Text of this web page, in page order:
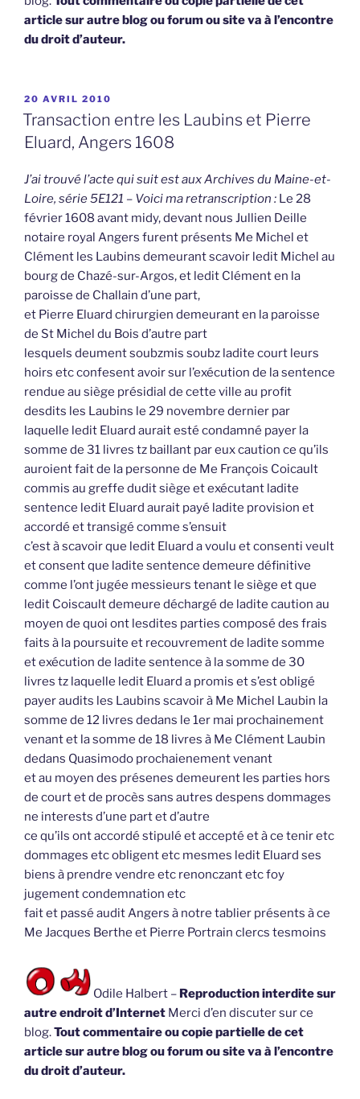
article sur autre blog ou forum ou site va à l’encontre
du droit d’auteur.
PUBLIÉ
LE
20 AVRIL 2010
Transaction entre les Laubins et Pierre
Eluard, Angers 1608
J’ai trouvé l’acte qui suit est aux Archives du Maine-et-
Loire, série 5E121 – Voici ma retranscription : Le 28
février 1608 avant midy, devant nous Jullien Deille
notaire royal Angers furent présents Me Michel et
Clément les Laubins demeurant scavoir ledit Michel au
bourg de Chazé-sur-Argos, et ledit Clément en la
paroisse de Challain d’une part,
et Pierre Eluard chirurgien demeurant en la paroisse
de St Michel du Bois d’autre part
lesquels deument soubzmis soubz ladite court leurs
hoirs etc confesent avoir sur l’exécution de la sentence
rendue au siège présidial de cette ville au profit
desdits les Laubins le 29 novembre dernier par
laquelle ledit Eluard aurait esté condamné payer la
somme de 31 livres tz baillant par eux caution ce qu’ils
auroient fait de la personne de Me François Coicault
commis au greffe dudit siège et exécutant ladite
sentence ledit Eluard aurait payé ladite provision et
accordé et transigé comme s’ensuit
c’est à scavoir que ledit Eluard a voulu et consenti veult
et consent que ladite sentence demeure définitive
comme l’ont jugée messieurs tenant le siège et que
ledit Coiscault demeure déchargé de ladite caution au
moyen de quoi ont lesdites parties composé des frais
faits à la poursuite et recouvrement de ladite somme
et exécution de ladite sentence à la somme de 30
livres tz laquelle ledit Eluard a promis et s’est obligé
payer audits les Laubins scavoir à Me Michel Laubin la
somme de 12 livres dedans le 1er mai prochainement
venant et la somme de 18 livres à Me Clément Laubin
dedans Quasimodo prochaienement venant
et au moyen des présenes demeurent les parties hors
de court et de procès sans autres despens dommages
ne interests d’une part et d’autre
ce qu’ils ont accordé stipulé et accepté et à ce tenir etc
dommages etc obligent etc mesmes ledit Eluard ses
biens à prendre vendre etc renonczant etc foy
jugement condemnation etc
fait et passé audit Angers à notre tablier présents à ce
Me Jacques Berthe et Pierre Portrain clercs tesmoins
Odile Halbert – Reproduction interdite sur
autre endroit d’Internet Merci d’en discuter sur ce
blog.Tout commentaire ou copie partielle de cet
article sur autre blog ou forum ou site va à l’encontre
du droit d’auteur.